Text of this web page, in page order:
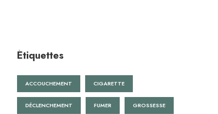
Étiquettes
ACCOUCHEMENT CIGARETTE
DÉCLENCHEMENT FUMER GROSSESSE